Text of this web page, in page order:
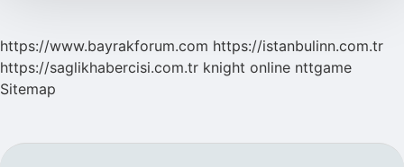
https://www.bayrakforum.com https://istanbulinn.com.tr
https://saglikhabercisi.com.tr knight online nttgame
Sitemap